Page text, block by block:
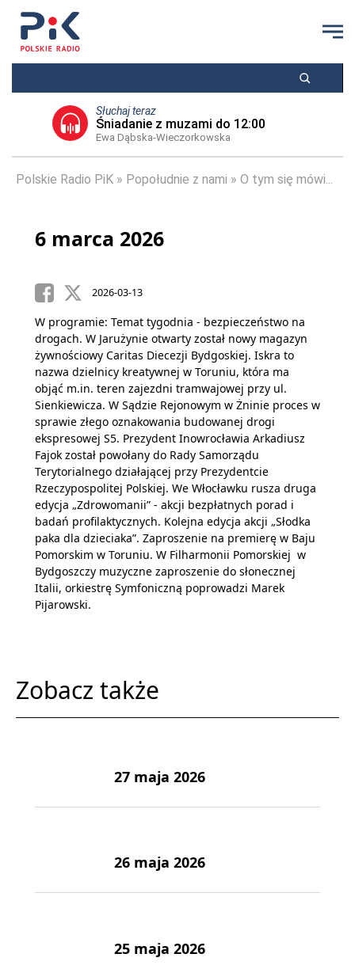
Słuchaj teraz
Śniadanie z muzami do 12:00
Ewa Dąbska-Wieczorkowska
Polskie Radio PiK Popołudnie z nami O tym się mówi...
6 marca 2026
2026-03-13
W programie: Temat tygodnia - bezpieczeństwo na
drogach. W Jarużynie otwarty został nowy magazyn
żywnościowy Caritas Diecezji Bydgoskiej. Iskra to
nazwa dzielnicy kreatywnej w Toruniu, która ma
objąć m.in. teren zajezdni tramwajowej przy ul.
Sienkiewicza. W Sądzie Rejonowym w Żninie proces w
sprawie złego oznakowania budowanej drogi
ekspresowej S5. Prezydent Inowrocławia Arkadiusz
Fajok został powołany do Rady Samorządu
Terytorialnego działającej przy Prezydentcie
Rzeczypospolitej Polskiej. We Włocławku rusza druga
edycja „Zdrowomanii” - akcji bezpłatnych porad i
badań profilaktycznych. Kolejna edycja akcji „Słodka
paka dla dzieciaka”. Zaproszenie na premierę w Baju
Pomorskim w Toruniu. W Filharmonii Pomorskiej w
Bydgoszczy muzyczne zaproszenie do słonecznej
Italii, orkiestrę Symfoniczną poprowadzi Marek
Pijarowski.
Zobacz także
27 maja 2026
26 maja 2026
25 maja 2026